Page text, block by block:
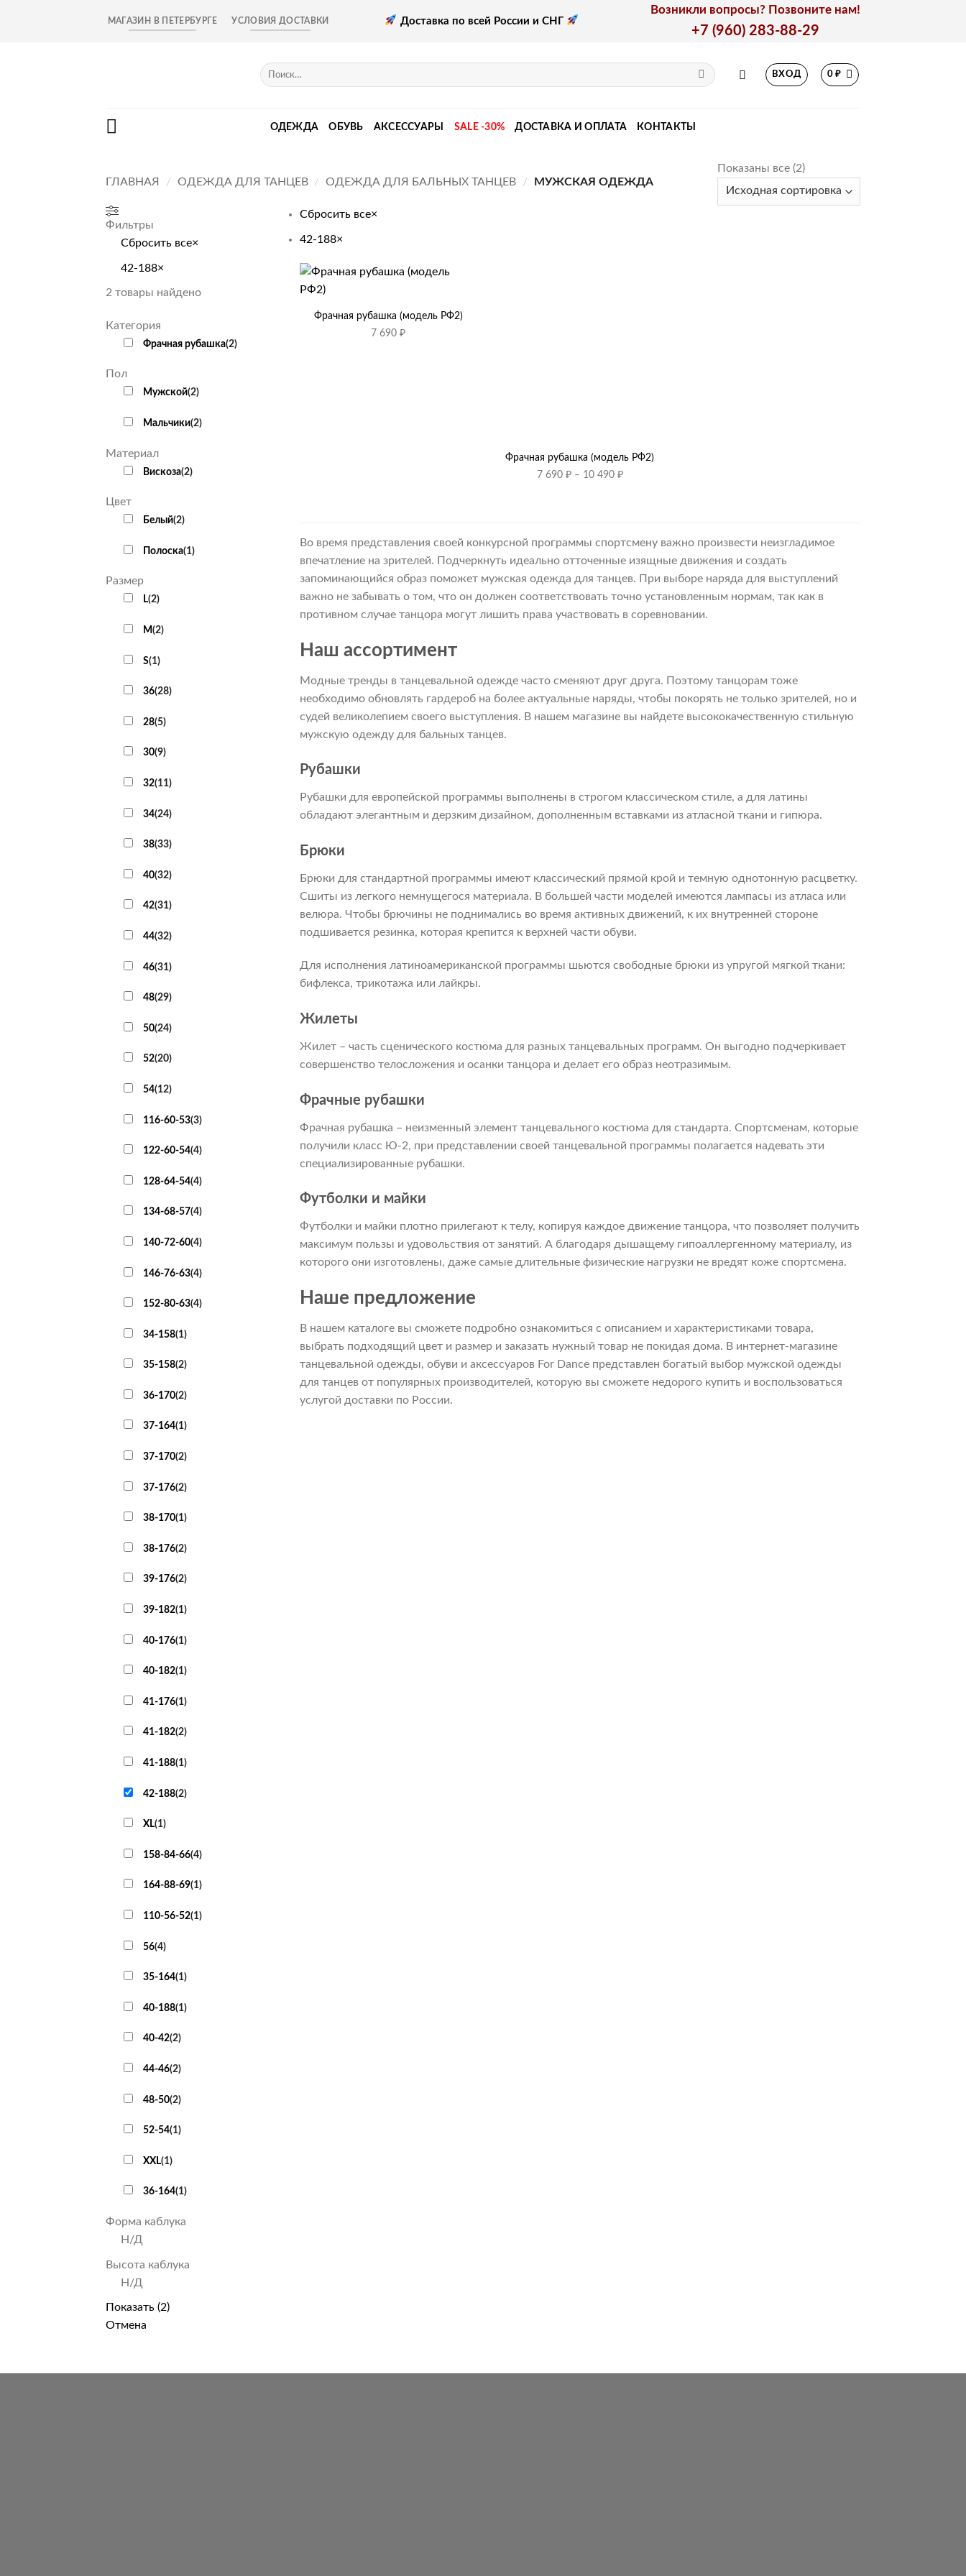
МАГАЗИН В ПЕТЕРБУРГЕ УСЛОВИЯ ДОСТАВКИ Доставка по всей России и СНГ
Возникли вопросы? Позвоните нам!
+7 (960) 283-88-29
Искать:
ВХОД 0₽
ОДЕЖДА ОБУВЬ АКСЕССУАРЫ SALE -30% ДОСТАВКА И ОПЛАТА КОНТАКТЫ
ГЛАВНАЯ / ОДЕЖДА ДЛЯ ТАНЦЕВ / ОДЕЖДА ДЛЯ БАЛЬНЫХ ТАНЦЕВ / МУЖСКАЯ ОДЕЖДА
Показаны все (2)
Фильтры
Сбросить все×
42-188×
2 товары найдено
Категория
Фрачная рубашка(2)
Пол
Мужской(2)
Мальчики(2)
Материал
Вискоза(2)
Цвет
Белый(2)
Полоска(1)
Размер
L(2)
M(2)
S(1)
36(28)
28(5)
30(9)
32(11)
34(24)
38(33)
40(32)
42(31)
44(32)
46(31)
48(29)
50(24)
52(20)
54(12)
116-60-53(3)
122-60-54(4)
128-64-54(4)
134-68-57(4)
140-72-60(4)
146-76-63(4)
152-80-63(4)
34-158(1)
35-158(2)
36-170(2)
37-164(1)
37-170(2)
37-176(2)
38-170(1)
38-176(2)
39-176(2)
39-182(1)
40-176(1)
40-182(1)
41-176(1)
41-182(2)
41-188(1)
42-188(2)
XL(1)
158-84-66(4)
164-88-69(1)
110-56-52(1)
56(4)
35-164(1)
40-188(1)
40-42(2)
44-46(2)
48-50(2)
52-54(1)
XXL(1)
36-164(1)
Форма каблука
Н/Д
Высота каблука
Н/Д
Показать (2)
Отмена
Сбросить все×
42-188×
+
Фрачная рубашка (модель РФ2)
7 690₽
Фрачная рубашка (модель РФ2)
7 690 ₽ – 10 490 ₽Диапазон
–
10
490 ₽
Во время представления своей конкурсной программы спортсмену важно произвести неизгладимое
впечатление на зрителей. Подчеркнуть идеально отточенные изящные движения и создать
запоминающийся образ поможет мужская одежда для танцев. При выборе наряда для выступлений
важно не забывать о том, что он должен соответствовать точно установленным нормам, так как в
противном случае танцора могут лишить права участвовать в соревновании.
Наш ассортимент
Модные тренды в танцевальной одежде часто сменяют друг друга. Поэтому танцорам тоже
необходимо обновлять гардероб на более актуальные наряды, чтобы покорять не только зрителей, но и
судей великолепием своего выступления. В нашем магазине вы найдете высококачественную стильную
мужскую одежду для бальных танцев.
Рубашки
Рубашки для европейской программы выполнены в строгом классическом стиле, а для латины
обладают элегантным и дерзким дизайном, дополненным вставками из атласной ткани и гипюра.
Брюки
Брюки для стандартной программы имеют классический прямой крой и темную однотонную расцветку.
Сшиты из легкого немнущегося материала. В большей части моделей имеются лампасы из атласа или
велюра. Чтобы брючины не поднимались во время активных движений, к их внутренней стороне
подшивается резинка, которая крепится к верхней части обуви.
Для исполнения латиноамериканской программы шьются свободные брюки из упругой мягкой ткани:
бифлекса, трикотажа или лайкры.
Жилеты
Жилет – часть сценического костюма для разных танцевальных программ. Он выгодно подчеркивает
совершенство телосложения и осанки танцора и делает его образ неотразимым.
Фрачные рубашки
Фрачная рубашка – неизменный элемент танцевального костюма для стандарта. Спортсменам, которые
получили класс Ю-2, при представлении своей танцевальной программы полагается надевать эти
специализированные рубашки.
Футболки и майки
Футболки и майки плотно прилегают к телу, копируя каждое движение танцора, что позволяет получить
максимум пользы и удовольствия от занятий. А благодаря дышащему гипоаллергенному материалу, из
которого они изготовлены, даже самые длительные физические нагрузки не вредят коже спортсмена.
Наше предложение
В нашем каталоге вы сможете подробно ознакомиться с описанием и характеристиками товара,
выбрать подходящий цвет и размер и заказать нужный товар не покидая дома. В интернет-магазине
танцевальной одежды, обуви и аксессуаров For Dance представлен богатый выбор мужской одежды
для танцев от популярных производителей, которую вы сможете недорого купить и воспользоваться
услугой доставки по России.